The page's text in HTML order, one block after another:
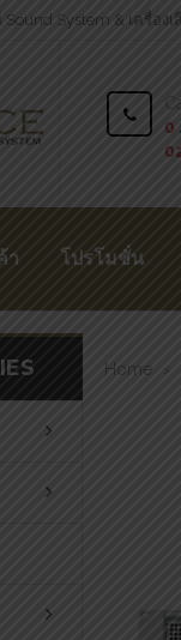
System & เครื่องเ
0
า โปรโมชั่น
Home >